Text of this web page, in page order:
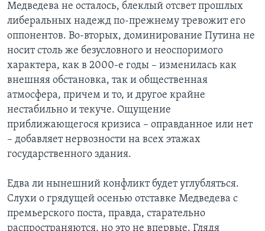
Медведева не осталось, блеклый отсвет прошлых
либеральных надежд по-прежнему тревожит его
оппонентов. Во-вторых, доминирование Путина не
носит столь же безусловного и неоспоримого
характера, как в 2000-е годы – изменилась как
внешняя обстановка, так и общественная
атмосфера, причем и то, и другое крайне
нестабильно и текуче. Ощущение
приближающегося кризиса – оправданное или нет
– добавляет нервозности на всех этажах
государственного здания.
Едва ли нынешний конфликт будет углубляться.
Слухи о грядущей осенью отставке Медведева с
премьерского поста, правда, старательно
распространяются, но это не впервые. Глядя